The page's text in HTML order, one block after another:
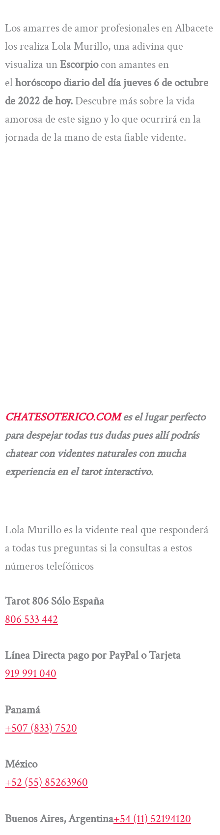
Los amarres de amor profesionales en Albacete
los realiza Lola Murillo, una adivina que
visualiza unEscorpiocon amantes en
el horóscopo diario del día jueves 6 de octubre
de 2022 de hoy. Descubre más sobre la vida
amorosa de este signo y lo que ocurrirá en la
jornada de la mano de esta fiable vidente.
CHATESOTERICO.COMes el lugar perfecto
para despejar todas tus dudas pues allí podrás
chatear con videntes naturales con mucha
experiencia en el tarot interactivo.
Lola Murillo es la vidente real que responderá
a todas tus preguntas si la consultas a estos
números telefónicos
Tarot 806 Sólo España
806 533 442
Línea Directa pago por PayPal o Tarjeta
919 991 040
Panamá
+507 (833) 7520
México
+52 (55) 85263960
Buenos Aires, Argentina+54 (11) 52194120